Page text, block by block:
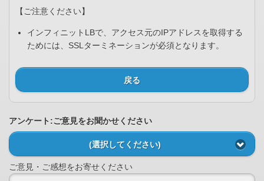
【ご注意ください】
インフィニットLBで、アクセス元のIPアドレスを取得する
ためには、SSLターミネーションが必須となります。
戻る
アンケート:ご意見をお聞かせください
(選択してください)
ご意見・ご感想をお寄せください